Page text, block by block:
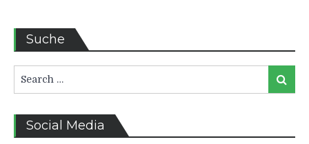
Suche
for:
Search
Social Media